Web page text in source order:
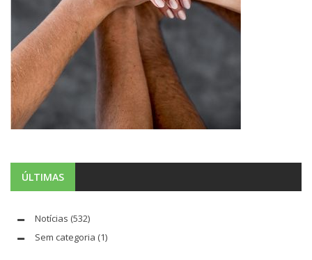
ÚLTIMAS
Notícias (532)
Sem categoria (1)